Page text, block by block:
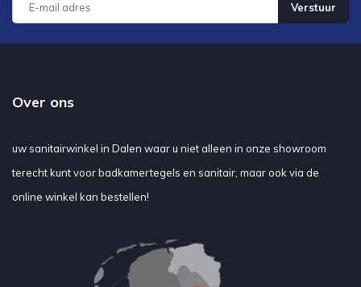
Verstuur
Over ons
uw sanitairwinkel in Dalen waar u niet alleen in onze showroom
terecht kunt voor badkamertegels en sanitair, maar ook via de
online winkel kan bestellen!